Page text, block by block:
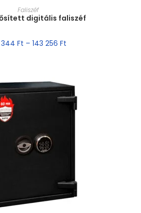
VÁLASZTÁSA
Faliszéf
digitális faliszéf
Ft – 143 256 Ft